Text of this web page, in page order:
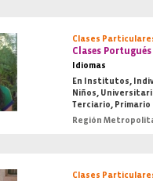
Clases
Clases
Idiomas
En Institutos,
Niños,
Terciario, Primario
Región
Clases